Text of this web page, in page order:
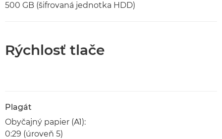
500 GB (šifrovaná jednotka HDD)
Rýchlosť tlače
Plagát
Obyčajný papier (A1):
0:29 (úroveň 5)